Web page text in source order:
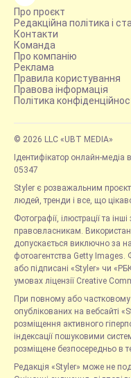
Про проєкт
Редакційна політика і
Контакти
Команда
Про компанію
Реклама
Правила користування
Правова інформація
Політика
© 2026 LLC «UBT MEDIA»
Ідентифікатор онлайн-медіа
05347
Styler є розважальним
людей, тренди і все, що
Фотографії, ілюстрації та
правовласникам.
допускається виключно за
фотоагентства Getty Images.
або підписані «Styler» чи
умовах ліцензії Creative
При повному або частковому
опублікованих на вебсайті
розміщення активного
індексації пошуковими
розміщене безпосередньо в
Редакція «Styler» може не